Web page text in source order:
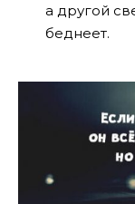
а другой
беднеет.